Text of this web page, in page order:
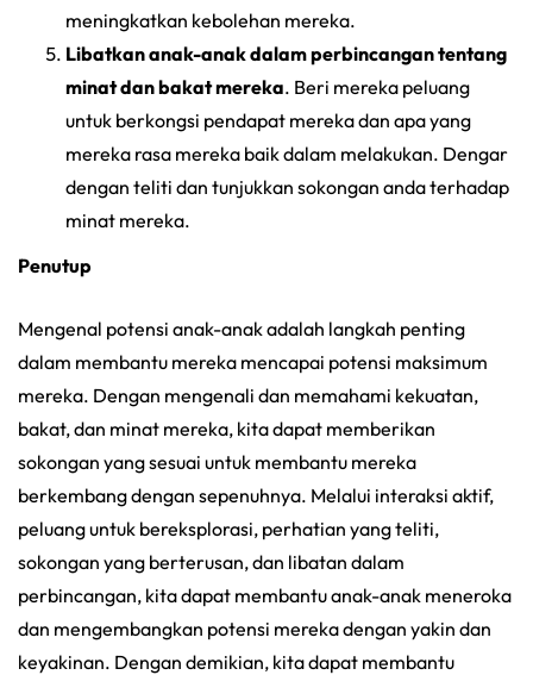
meningkatkan kebolehan mereka.
Libatkan anak-anak dalam perbincangan tentang
minat dan bakat mereka. Beri mereka peluang
untuk berkongsi pendapat mereka dan apa yang
mereka rasa mereka baik dalam melakukan. Dengar
dengan teliti dan tunjukkan sokongan anda terhadap
minat mereka.
Penutup
Mengenal potensi anak-anak adalah langkah penting
dalam membantu mereka mencapai potensi maksimum
mereka. Dengan mengenali dan memahami kekuatan,
bakat, dan minat mereka, kita dapat memberikan
sokongan yang sesuai untuk membantu mereka
berkembang dengan sepenuhnya. Melalui interaksi aktif,
peluang untuk bereksplorasi, perhatian yang teliti,
sokongan yang berterusan, dan libatan dalam
perbincangan, kita dapat membantu anak-anak meneroka
dan mengembangkan potensi mereka dengan yakin dan
keyakinan. Dengan demikian, kita dapat membantu